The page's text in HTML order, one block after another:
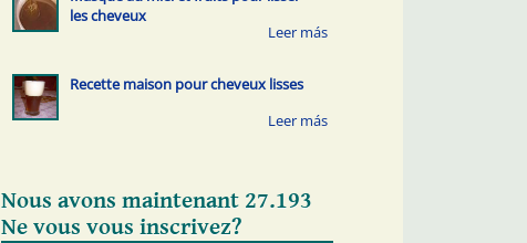
les cheveux
Recette maison pour cheveux lisses
Nous avons maintenant 27.193
Ne vous vous inscrivez?